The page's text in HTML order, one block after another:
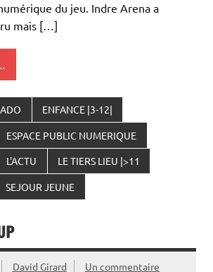
du jeu. Indre Arena a
mais […]
ENFANCE |3-12|
ESPACE PUBLIC NUMERIQUE
L'ACTU LE TIERS LIEU |>11
SEJOUR JEUNE
David Girard Un commentaire